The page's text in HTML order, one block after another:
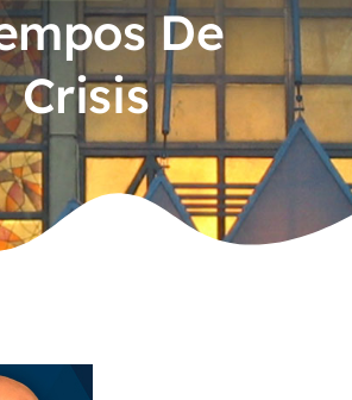
De
Crisis